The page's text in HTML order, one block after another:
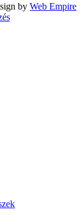
by Web Empire